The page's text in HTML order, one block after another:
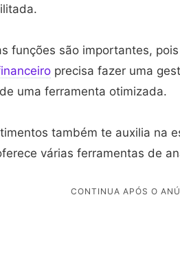
funções são importantes,
precisa fazer uma
uma ferramenta otimizada.
também te auxilia na
várias ferramentas de